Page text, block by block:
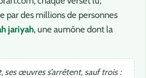
par des millions de personnes
jariyah, une aumône dont la
ses œuvres s’arrêtent, sauf trois :